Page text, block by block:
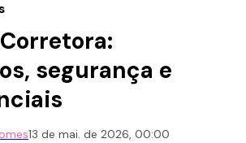
segurança e
13 de mai. de 2026, 00:00